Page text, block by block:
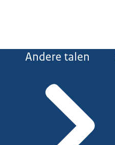
Andere talen